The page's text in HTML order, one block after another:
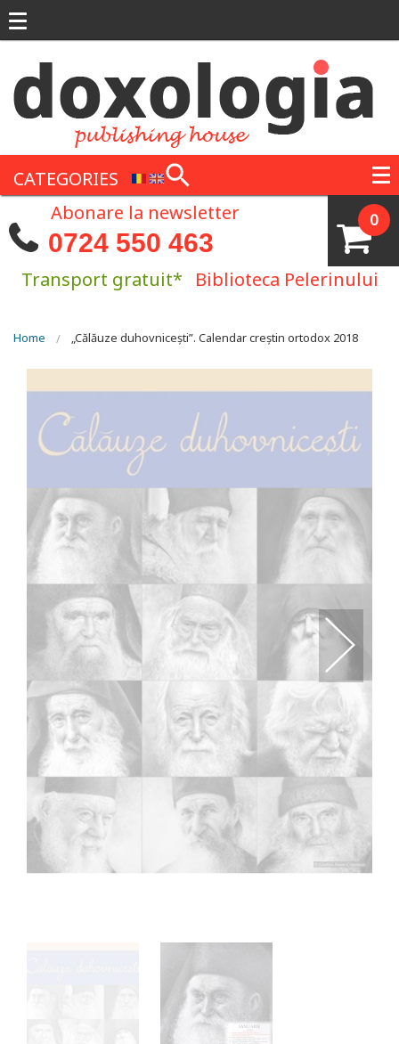
CATEGORIES
0
Abonare la newsletter
0724 550 463
Transport gratuit* Biblioteca Pelerinului
You are here
Home „Călăuze duhovnicești”. Calendar creștin ortodox 2018